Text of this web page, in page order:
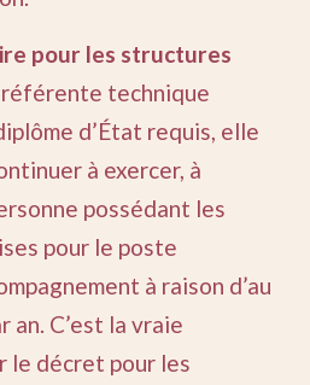
pour les structures
technique
d’État requis, elle
à exercer, à
possédant les
pour le poste
à raison d’au
an. C’est la vraie
le décret pour les